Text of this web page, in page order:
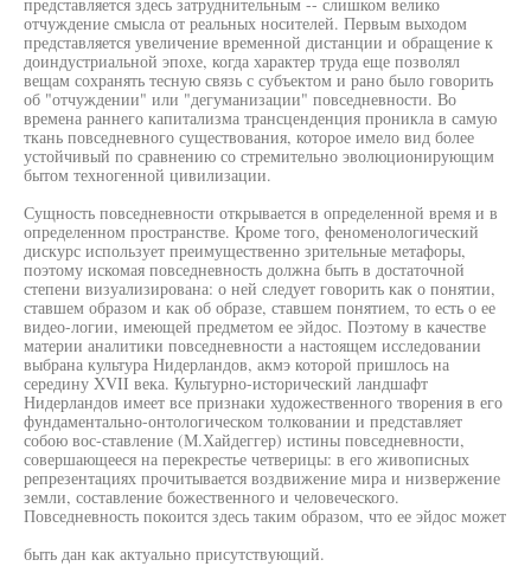
отчуждение смысла от реальных носителей. Первым выходом
представляется увеличение временной дистанции и обращение к
доиндустриальной эпохе, когда характер труда еще позволял
вещам сохранять тесную связь с субъектом и рано было говорить
об "отчуждении" или "дегуманизации" повседневности. Во
времена раннего капитализма трансценденция проникла в самую
ткань повседневного существования, которое имело вид более
устойчивый по сравнению со стремительно эволюционирующим
бытом техногенной цивилизации.
Сущность повседневности открывается в определенной время и в
определенном пространстве. Кроме того, феноменологический
дискурс использует преимущественно зрительные метафоры,
поэтому искомая повседневность должна быть в достаточной
степени визуализирована: о ней следует говорить как о понятии,
ставшем образом и как об образе, ставшем понятием, то есть о ее
видео-логии, имеющей предметом ее эйдос. Поэтому в качестве
материи аналитики повседневности а настоящем исследовании
выбрана культура Нидерландов, акмэ которой пришлось на
середину XVII века. Культурно-исторический ландшафт
Нидерландов имеет все признаки художественного творения в его
фундаментально-онтологическом толковании и представляет
собою вос-ставление (М.Хайдеггер) истины повседневности,
совершающееся на перекрестье четверицы: в его живописных
репрезентациях прочитывается воздвижение мира и низвержение
земли, составление божественного и человеческого.
Повседневность покоится здесь таким образом, что ее эйдос может
быть дан как актуально присутствующий.